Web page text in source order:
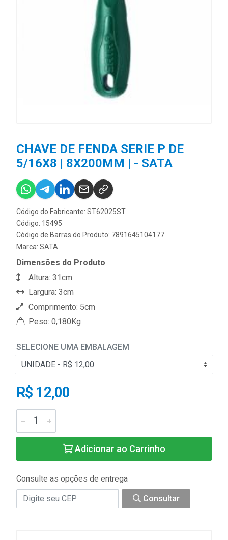
CHAVE DE FENDA SERIE P DE
5/16X8 | 8X200MM | - SATA
Código do Fabricante: ST62025ST
Código: 15495
Código de Barras do Produto: 7891645104177
Marca: SATA
Dimensões do Produto
Altura: 31cm
Largura: 3cm
Comprimento: 5cm
Peso: 0,180Kg
SELECIONE UMA EMBALAGEM
R$ 12,00
Adicionar ao Carrinho
Consulte as opções de entrega
Consultar